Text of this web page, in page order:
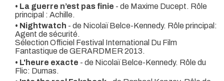
• La guerre n’est pas finie - de Maxime Ducept. Rôle
principal : Achille.
• Nightwatch - de Nicolaï Belce-Kennedy. Rôle principal:
Agent de sécurité.
Sélection Officiel Festival International Du Film
Fantastique de GERARDMER 2013.
• L'heure exacte - de Nicolaï Belce-Kennedy. Rôle du
Flic: Dumas.